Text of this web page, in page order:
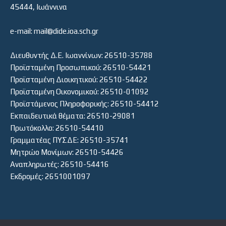
45444, Ιωάννινα
e-mail: mail@dide.ioa.sch.gr
Διευθυντής Δ.Ε. Ιωαννίνων: 26510-35788
Προϊσταμένη Προσωπικού: 26510-54421
Προϊσταμένη Διοικητικού: 26510-54422
Προϊσταμένη Οικονομικού: 26510-01092
Προϊστάμενος Πληροφορικής: 26510-54412
Εκπαιδευτικά θέματα: 26510-29081
Πρωτόκολλο: 26510-54410
Γραμματέας ΠΥΣΔΕ: 26510-35741
Μητρώο Μονίμων: 26510-54426
Αναπληρωτές: 26510-54416
Εκδρομές: 2651001097